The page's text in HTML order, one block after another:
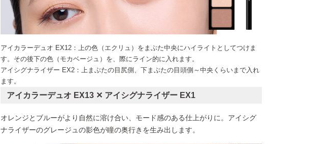
アイカラーデュオ EX12：上の色（エクリュ）をまぶた中央にハイライトとしてつけま
す。その後下の色（モカベージュ）を、際にライン的に入れます。
アイシグナライザー EX2：上まぶたの目尻側、下まぶたの目頭側～中央くらいまで入れ
ます。
アイカラーデュオ EX13 ✕ アイシグナライザー EX1
オレンジとブルーがより自然に溶け合い、モード感のある仕上がりに。アイシグ
ナライザーのグレージュの影色が瞳の奥行きを生み出します。